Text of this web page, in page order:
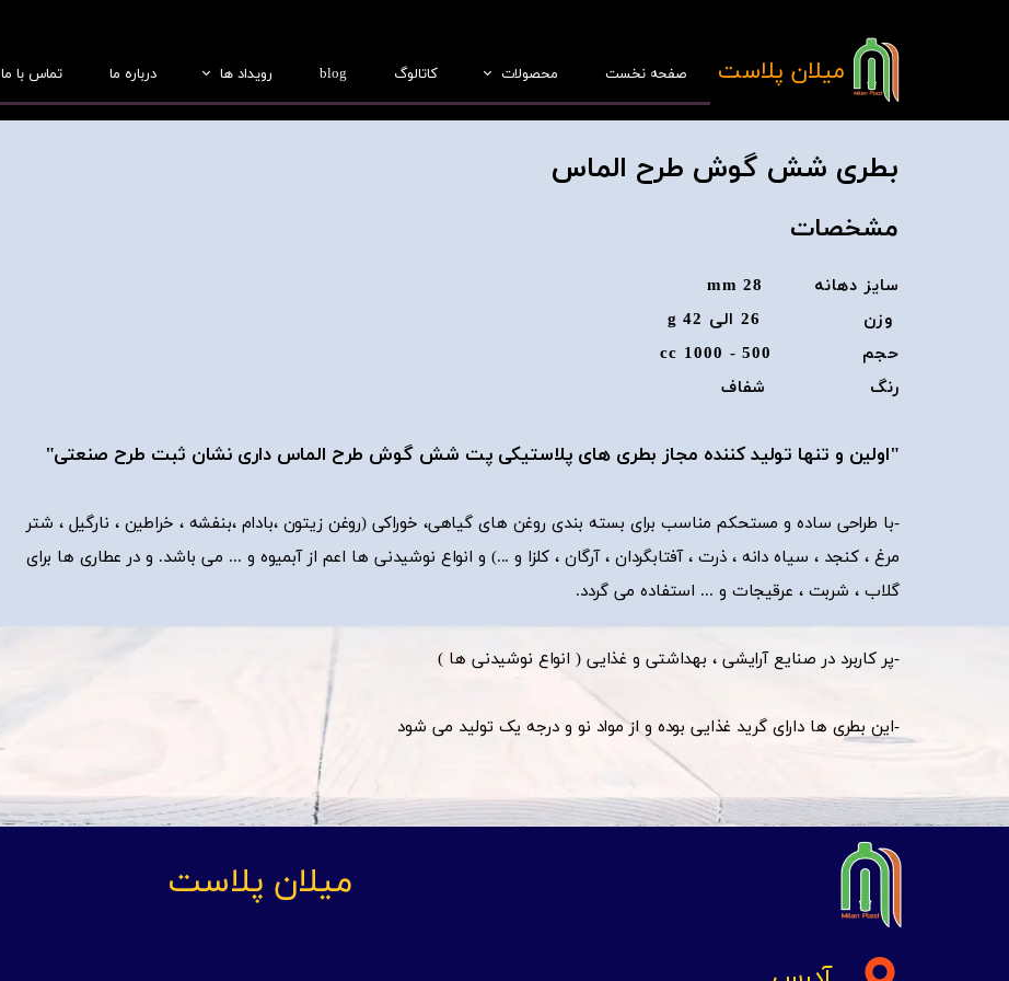
​میلان پلاست صفحه نخست محصولات کاتالوگ blog رویداد ها درباره ما تماس با ما
سایز دهانه 28 mm
وزن 26 الی 42 g
حجم 500 - 1000 cc
رنگ شفاف
​​​​​​​"اولین و تنها تولید کننده مجاز بطری های پلاستیکی پت شش گوش طرح الماس داری نشان ثبت طرح صنعتی"
-با طراحی ساده و مستحکم مناسب برای بسته بندی روغن های گیاهی، خوراکی (روغن زیتون ،بادام ،بنفشه ، خراطین ، نارگیل ، شتر
مرغ ، کنجد ، سیاه دانه ، ذرت ، آفتابگردان ، آرگان ، کلزا و ...) و انواع نوشیدنی ها اعم از آبمیوه و ... می باشد. و در عطاری ها برای
گلاب ، شربت ، عرقیجات و ... استفاده می گردد.
-پر کاربرد در صنایع آرایشی ، بهداشتی و غذایی ( انواع نوشیدنی ها )
​​​​​​​-این بطری ها دارای گرید غذایی بوده و از مواد نو و درجه یک تولید می شود
مشخصات
بطری شش گوش طرح الماس
میلان پلاست